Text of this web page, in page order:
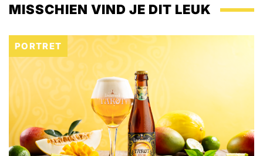
MISSCHIEN VIND JE DIT LEUK
PORTRET